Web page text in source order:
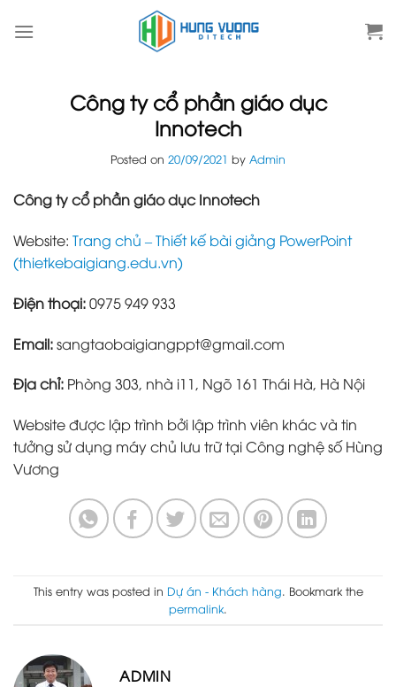
Công ty cổ phần giáo dục
Innotech
Posted on 20/09/2021 by Admin
Công ty cổ phần giáo dục Innotech
Website: Trang chủ – Thiết kế bài giảng PowerPoint
(thietkebaigiang.edu.vn)
Điện thoại:0975 949 933
Email:sangtaobaigiangppt@gmail.com
Địa chỉ: Phòng 303, nhà i11, Ngõ 161 Thái Hà, Hà Nội
Website được lập trình bởi lập trình viên khác và tin
tưởng sử dụng máy chủ lưu trữ tại Công nghệ số Hùng
Vương
This entry was posted in Dự án - Khách hàng. Bookmark the
permalink.
ADMIN